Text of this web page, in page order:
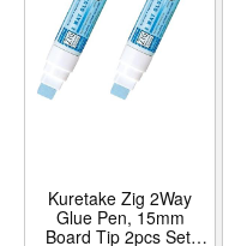
Kuretake Zig 2Way
Glue Pen, 15mm
Board Tip 2pcs Set,